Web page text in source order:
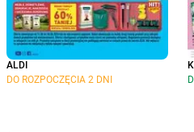
ALDI
DO ROZPOCZĘCIA 2 DNI